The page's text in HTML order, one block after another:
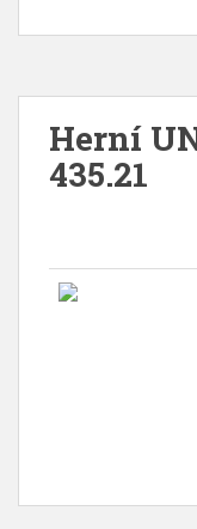
Herní
435.21